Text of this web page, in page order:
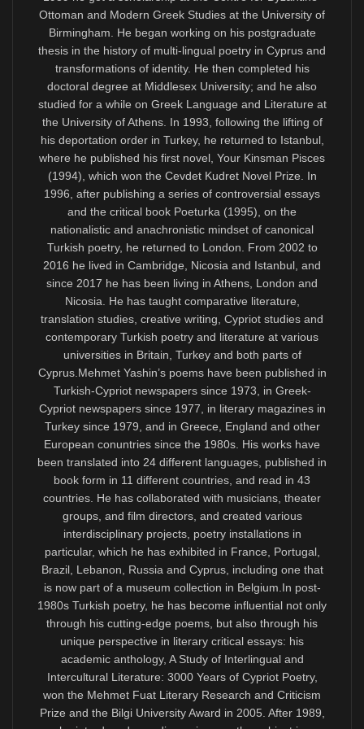
döneminde de Kıbrıslıtürk dili, edebiyatı ve kültürünü
desteklemesi imkânsız hale getirilmişti. 2018’de ofisine
gidip, dil, edebiyat ve çeviri projeleri önermiş ve
Kıbrıslıların Türkçe eserlerini koruyacak kültürel bir
organizasyon başlatmıştım. Mustafa Akıncı’nın ekibi
projeleri samimi bir heyecanla desteklemiş ve bana
resmî onay mektubu göndermişti. Ama bütçeleri “TC
Büyükelçiliği Yardım Heyeti” adlı yeni bir oluşuma
bağlandığı ve Türkiye tarafından yalnızca “KKTC’yi
Tanıtım Fonu”yla edebiyat ve kültürü destekleme şartı
konduğu için benim gibi birleşik Kıbrıs yanlılarına, hele
Türkiye hükümetinin günden güne artan despotik
tahakkümünü açıkça kınayanlara katkı yapamıyorlardı.
AB içinde çözüm umudu bulunduğu Mehmet Ali Talat
döneminde Kıbrıslıtürklerin kültürel hayatı Türkiye
tarafından bu derece baskı altına alınmamıştı.
Şimdilerdeyse Türkiye hükümetinin gözünde
“sakıncasız” tek Kıbrıslıtürk aydını kalmadı. Oysa
Mehmet Ali Talat’ın Kıbrıslıtürk liderliğinde, partisinin
ise yönetimde bulunduğu yıllarda, Kıbrıs’ın
birleştirilmesi ve askersizleştirilmesi yönündeki
“ama…”sız tutumum bilindiği halde benden muhtelif
danışmanlık hizmetleri alıyorlardı.
Kıbrıslırum makamlarının geldiğimiz bu yeni siyasi
noktada, “İki-Toplumluluk” söylemiyle Kıbrıslıtürklerin
dil, edebiyat ve kültürünü kuzeye havale edebileceği
resmî bir Kıbrıslıtürk muhatabı kalmadığını görmesi
gerekir. Ne var ki Kıbrıslırum siyasiler arasında
Türkçeyi, Helenizm tasavvuruyla yaklaştıkları Kıbrıs
Cumhuriyeti devletinden dışlama alışkanlığı 1960’lardan
beri süregeldiği için neredeyse normalleştirildi. Diğer
taraftansa, kendilerini Kıbrıslıtürk halkının meşru
sözcüsü diye sunan KKTC üst düzey idari makamları
son birkaç yıldan beri Kıbrıslıtürklerin çıkarları aleyhine
adeta kin ve nefretle çalışan, tümüyle Türkiye
hükümetinin müdahalesiyle atanmış ya da doğrudan
gönderilmiş ekipler tarafından işgal edildi. Uluslararası
toplumun nazarında gayrimeşru oluşlarından daha
önemlisi, en milliyetçisi dahil Kıbrıslıtürk halkı için de
artık meşruiyetlerini yitirmiş olmalarıdır.